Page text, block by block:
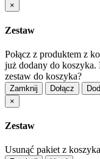
×
Zestaw
Połącz z produktem z
już dodany do koszyka.
zestaw do koszyka?
Zamknij Dołącz
×
Zestaw
Usunąć pakiet z